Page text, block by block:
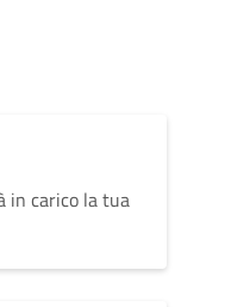
in carico la tua